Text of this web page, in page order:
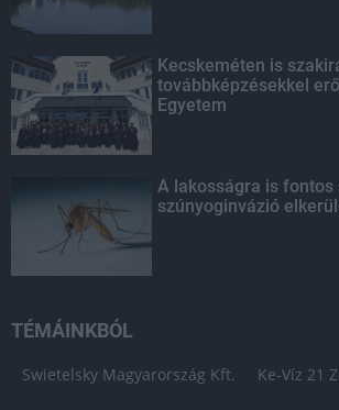
Kecskeméten is
továbbképzésekkel
Egyetem
A lakosságra is fontos
szúnyoginvázió
TÉMÁINKBÓL
Swietelsky Magyarország Kft. Ke-Víz 21